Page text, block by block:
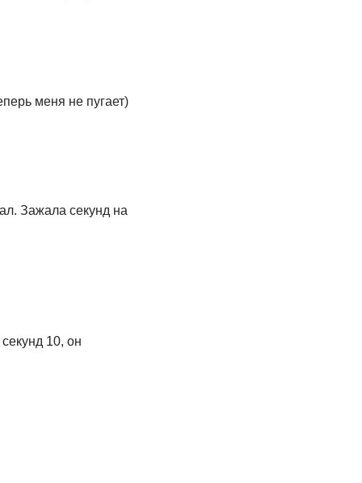
меня не пугает)
Зажала секунд на
10, он